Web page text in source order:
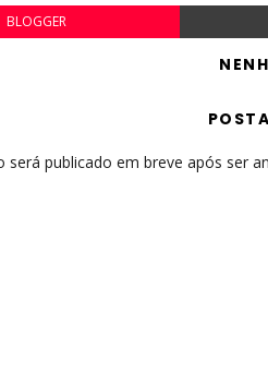
BLOGGER
será publicado em breve após ser